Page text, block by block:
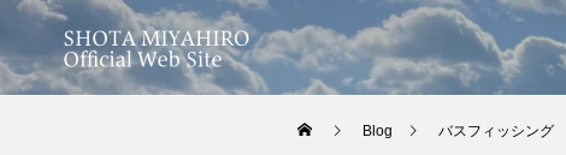
Blog バスフィッシング